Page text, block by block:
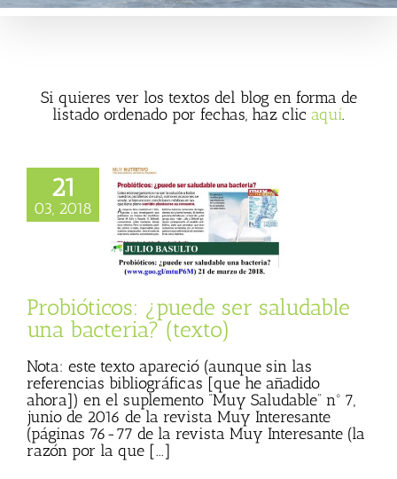
Si quieres ver los textos del blog en forma de
listado ordenado por fechas, haz clic aquí.
21
03, 2018
¿puede ser
una bacteria?
(texto)
Basulto
Probióticos: ¿puede ser saludable
una bacteria? (texto)
Nota: este texto apareció (aunque sin las
referencias bibliográficas [que he añadido
ahora]) en el suplemento “Muy Saludable” nº 7,
junio de 2016 de la revista Muy Interesante
(páginas 76-77 de la revista Muy Interesante (la
razón por la que [...]